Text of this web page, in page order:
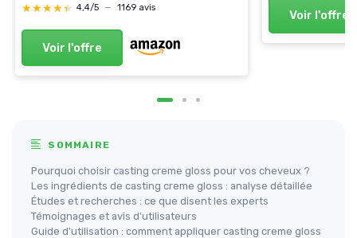
★★★★★
★★★★★ 4,4/5 — 1169 avis
Voir l'offre
Voir l'offre
SOMMAIRE
Pourquoi choisir casting creme gloss pour vos cheveux ?
Les ingrédients de casting creme gloss : analyse détaillée
Études et recherches : ce que disent les experts
Témoignages et avis d'utilisateurs
Guide d'utilisation : comment appliquer casting creme gloss